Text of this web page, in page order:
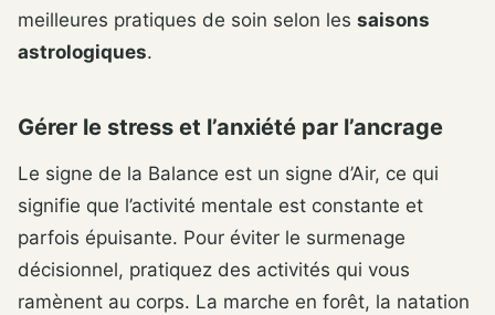
meilleures pratiques de soin selon les saisons
astrologiques.
Gérer le stress et l’anxiété par l’ancrage
Le signe de la Balance est un signe d’Air, ce qui
signifie que l’activité mentale est constante et
parfois épuisante. Pour éviter le surmenage
décisionnel, pratiquez des activités qui vous
ramènent au corps. La marche en forêt, la natation